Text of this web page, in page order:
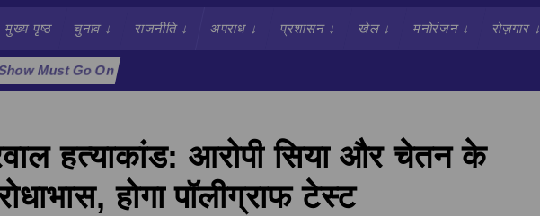
मुख्य पृष्ठ चुनाव↓ राजनीति↓ अपराध↓ प्रशासन↓ खेल↓ मनोरंजन↓ रोज़गार↓
Must Go On
हत्याकांड: आरोपी सिया और चेतन के
होगा पॉलीग्राफ टेस्ट